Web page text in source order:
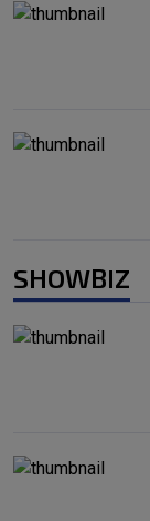
SHOWBIZ